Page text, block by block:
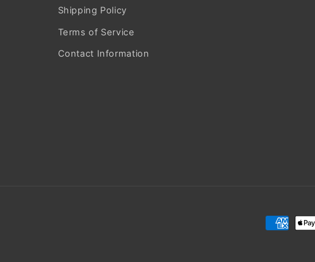
Shipping Policy
Terms of Service
Contact Information
Metodi